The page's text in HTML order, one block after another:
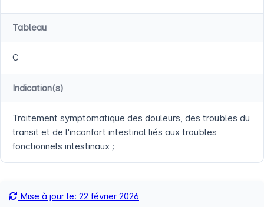
Tableau
C
Indication(s)
Traitement symptomatique des douleurs, des troubles du
transit et de l'inconfort intestinal liés aux troubles
fonctionnels intestinaux ;
Mise à jour le: 22 février 2026